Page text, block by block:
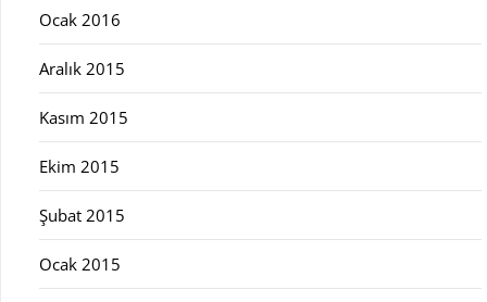
Ocak 2016
Aralık 2015
Kasım 2015
Ekim 2015
Şubat 2015
Ocak 2015